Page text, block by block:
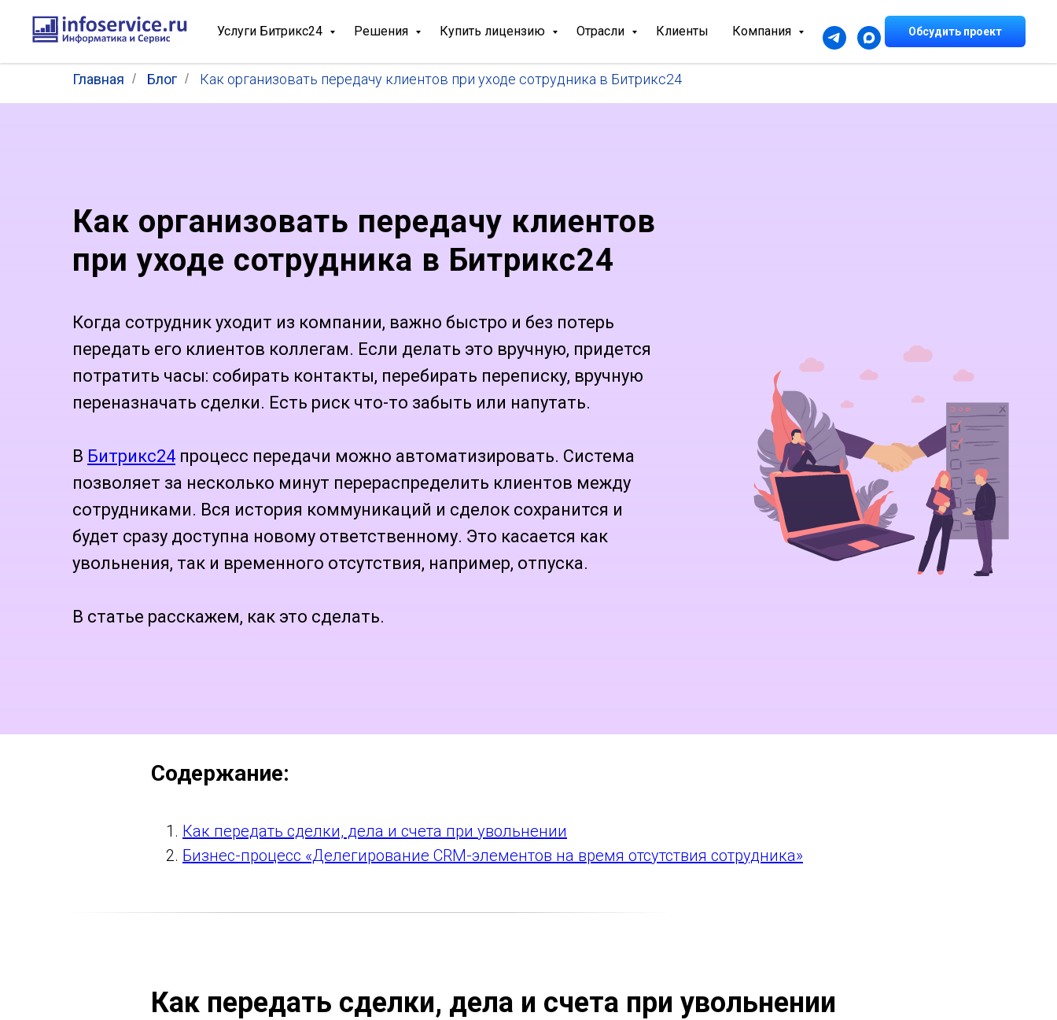
Услуги Битрикс24 Решения Купить лицензию Отрасли Клиенты Компания Обсудить проект
Главная / Блог / Как организовать передачу клиентов при уходе сотрудника в Битрикс24
Как организовать передачу клиентов
при уходе сотрудника в Битрикс24
Когда сотрудник уходит из компании, важно быстро и без потерь
передать его клиентов коллегам. Если делать это вручную, придется
потратить часы: собирать контакты, перебирать переписку, вручную
переназначать сделки. Есть риск что-то забыть или напутать.
В Битрикс24 процесс передачи можно автоматизировать. Система
позволяет за несколько минут перераспределить клиентов между
сотрудниками. Вся история коммуникаций и сделок сохранится и
будет сразу доступна новому ответственному. Это касается как
увольнения, так и временного отсутствия, например, отпуска.
В статье расскажем, как это сделать.
Содержание:
Как передать сделки, дела и счета при увольнении
Бизнес-процесс «Делегирование CRM-элементов на время отсутствия сотрудника»
Как передать сделки, дела и счета при увольнении